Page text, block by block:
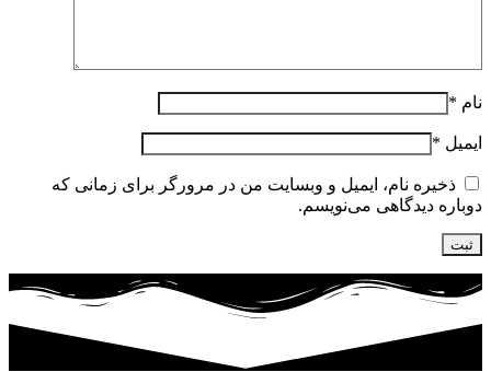
نام *
ایمیل *
ذخیره نام، ایمیل و وبسایت من در مرورگر برای زمانی که
دوباره دیدگاهی می‌نویسم.